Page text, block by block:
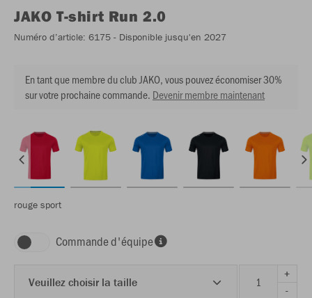
JAKO T-shirt Run 2.0
Numéro d’article: 6175 - Disponible jusqu'en 2027
En tant que membre du club JAKO, vous pouvez économiser 30%
sur votre prochaine commande. Devenir membre maintenant
rouge sport
Commande d'équipe
Veuillez choisir la taille
+
-